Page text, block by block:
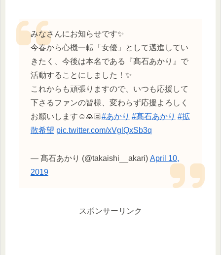
みなさんにお知らせです✨
今春から心機一転「女優」として邁進してい
きたく、今後は本名である『髙石あかり』で
活動することにしました！✨
これからも頑張りますので、いつも応援して
下さるファンの皆様、変わらず応援よろしく
お願いします☺️🙏🏻#あかり #髙石あかり #拡
散希望 pic.twitter.com/xVglQxSb3q
— 髙石あかり (@takaishi__akari) April 10,
2019
スポンサーリンク